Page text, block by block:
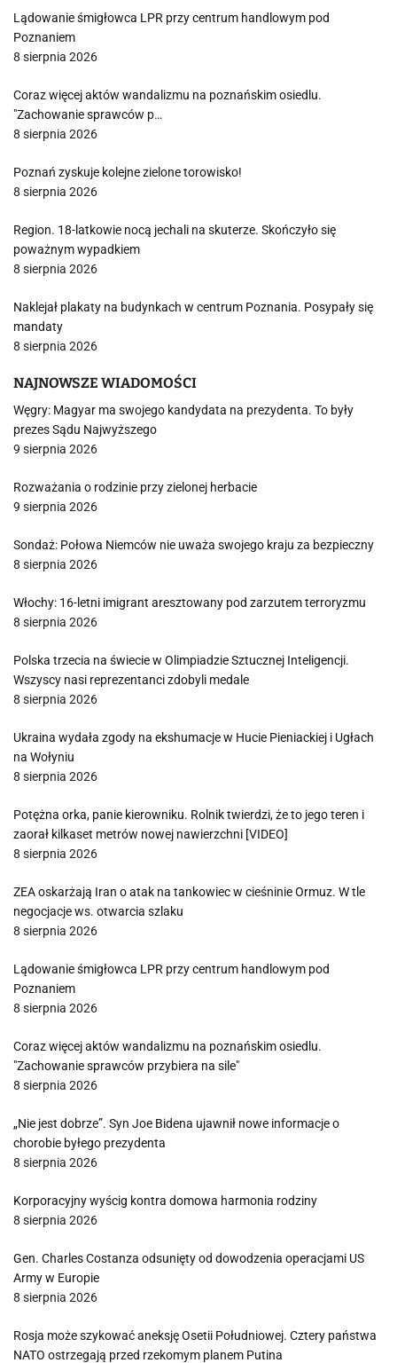
Lądowanie śmigłowca LPR przy centrum handlowym pod
Poznaniem
8 sierpnia 2026
Coraz więcej aktów wandalizmu na poznańskim osiedlu.
"Zachowanie sprawców p…
8 sierpnia 2026
Poznań zyskuje kolejne zielone torowisko!
8 sierpnia 2026
Region. 18-latkowie nocą jechali na skuterze. Skończyło się
poważnym wypadkiem
8 sierpnia 2026
Naklejał plakaty na budynkach w centrum Poznania. Posypały się
mandaty
8 sierpnia 2026
NAJNOWSZE WIADOMOŚCI
Węgry: Magyar ma swojego kandydata na prezydenta. To były
prezes Sądu Najwyższego
9 sierpnia 2026
Rozważania o rodzinie przy zielonej herbacie
9 sierpnia 2026
Sondaż: Połowa Niemców nie uważa swojego kraju za bezpieczny
8 sierpnia 2026
Włochy: 16-letni imigrant aresztowany pod zarzutem terroryzmu
8 sierpnia 2026
Polska trzecia na świecie w Olimpiadzie Sztucznej Inteligencji.
Wszyscy nasi reprezentanci zdobyli medale
8 sierpnia 2026
Ukraina wydała zgody na ekshumacje w Hucie Pieniackiej i Ugłach
na Wołyniu
8 sierpnia 2026
Potężna orka, panie kierowniku. Rolnik twierdzi, że to jego teren i
zaorał kilkaset metrów nowej nawierzchni [VIDEO]
8 sierpnia 2026
ZEA oskarżają Iran o atak na tankowiec w cieśninie Ormuz. W tle
negocjacje ws. otwarcia szlaku
8 sierpnia 2026
Lądowanie śmigłowca LPR przy centrum handlowym pod
Poznaniem
8 sierpnia 2026
Coraz więcej aktów wandalizmu na poznańskim osiedlu.
"Zachowanie sprawców przybiera na sile"
8 sierpnia 2026
„Nie jest dobrze”. Syn Joe Bidena ujawnił nowe informacje o
chorobie byłego prezydenta
8 sierpnia 2026
Korporacyjny wyścig kontra domowa harmonia rodziny
8 sierpnia 2026
Gen. Charles Costanza odsunięty od dowodzenia operacjami US
Army w Europie
8 sierpnia 2026
Rosja może szykować aneksję Osetii Południowej. Cztery państwa
NATO ostrzegają przed rzekomym planem Putina